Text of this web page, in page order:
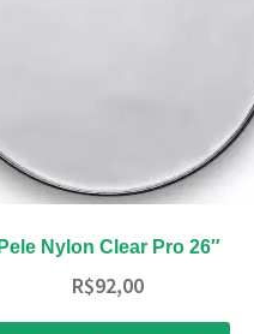
Pele Nylon Clear Pro 26″
R$92,00